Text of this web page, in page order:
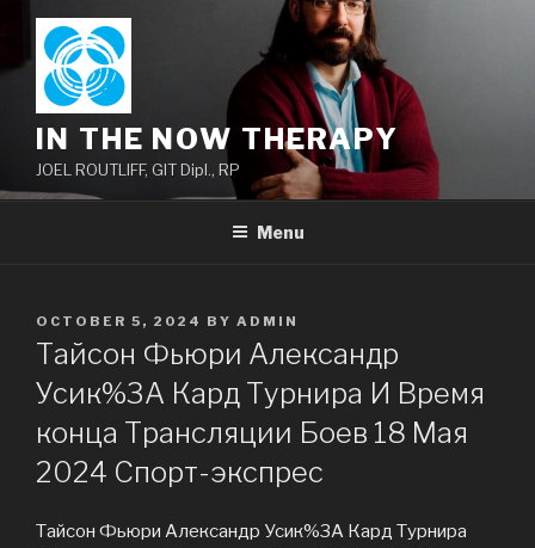
content
IN THE NOW THERAPY
JOEL ROUTLIFF, GIT Dipl., RP
Menu
POSTED
ON
OCTOBER 5, 2024 BY ADMIN
Тайсон Фьюри Александр
Усик%3A Кард Турнира И Время
конца Трансляции Боев 18 Мая
2024 Спорт-экспрес
Тайсон Фьюри Александр Усик%3A Кард Турнира